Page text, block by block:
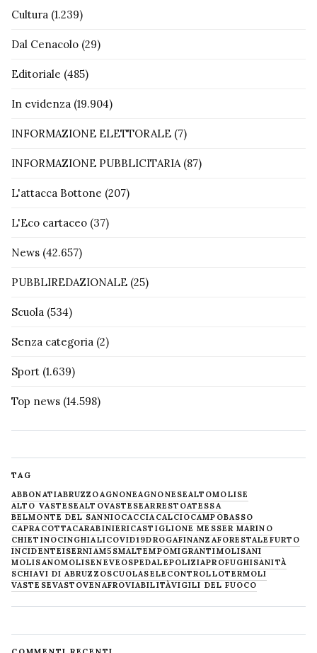
Cultura (1.239)
Dal Cenacolo (29)
Editoriale (485)
In evidenza (19.904)
INFORMAZIONE ELETTORALE (7)
INFORMAZIONE PUBBLICITARIA(87)
L'attacca Bottone (207)
L'Eco cartaceo (37)
News (42.657)
PUBBLIREDAZIONALE (25)
Scuola (534)
Senza categoria (2)
Sport (1.639)
Top news (14.598)
TAG
ABBONATIABRUZZOAGNONEAGNONESEALTOMOLISE
ALTO VASTESEALTOVASTESEARRESTOATESSA
BELMONTE DEL SANNIOCACCIACALCIOCAMPOBASSO
CAPRACOTTACARABINIERICASTIGLIONE MESSER MARINO
CHIETINOCINGHIALICOVID19DROGAFINANZAFORESTALE FURTO
INCIDENTEISERNIAM5SMALTEMPOMIGRANTIMOLISANI
MOLISANOMOLISENEVE OSPEDALEPOLIZIAPROFUGHISANITÀ
SCHIAVI DI ABRUZZOSCUOLASELECONTROLLOTERMOLI
VASTESEVASTOVENAFROVIABILITÀVIGILI DEL FUOCO